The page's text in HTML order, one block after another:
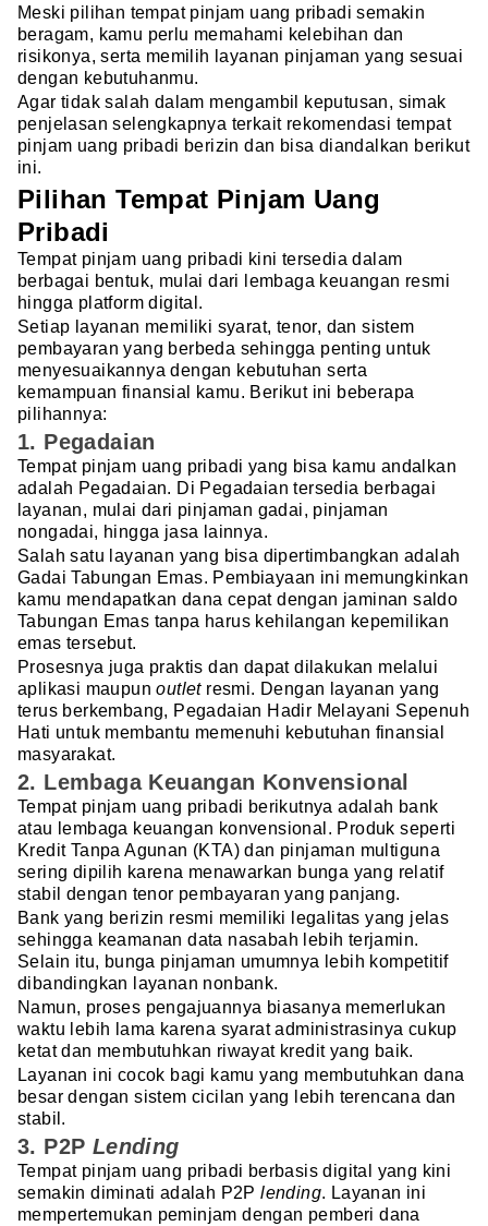
Meski pilihan tempat pinjam uang pribadi semakin
beragam, kamu perlu memahami kelebihan dan
risikonya, serta memilih layanan pinjaman yang sesuai
dengan kebutuhanmu.
Agar tidak salah dalam mengambil keputusan, simak
penjelasan selengkapnya terkait rekomendasi tempat
pinjam uang pribadi berizin dan bisa diandalkan berikut
ini.
Pilihan Tempat Pinjam Uang
Pribadi
Tempat pinjam uang pribadi kini tersedia dalam
berbagai bentuk, mulai dari lembaga keuangan resmi
hingga platform digital.
Setiap layanan memiliki syarat, tenor, dan sistem
pembayaran yang berbeda sehingga penting untuk
menyesuaikannya dengan kebutuhan serta
kemampuan finansial kamu. Berikut ini beberapa
pilihannya:
1. Pegadaian
Tempat pinjam uang pribadi yang bisa kamu andalkan
adalah Pegadaian. Di Pegadaian tersedia berbagai
layanan, mulai dari pinjaman gadai, pinjaman
nongadai, hingga jasa lainnya.
Salah satu layanan yang bisa dipertimbangkan adalah
Gadai Tabungan Emas. Pembiayaan ini memungkinkan
kamu mendapatkan dana cepat dengan jaminan saldo
Tabungan Emas tanpa harus kehilangan kepemilikan
emas tersebut.
Prosesnya juga praktis dan dapat dilakukan melalui
aplikasi maupunoutletresmi. Dengan layanan yang
terus berkembang, Pegadaian Hadir Melayani Sepenuh
Hati untuk membantu memenuhi kebutuhan finansial
masyarakat.
2. Lembaga Keuangan Konvensional
Tempat pinjam uang pribadi berikutnya adalah bank
atau lembaga keuangan konvensional. Produk seperti
Kredit Tanpa Agunan (KTA) dan pinjaman multiguna
sering dipilih karena menawarkan bunga yang relatif
stabil dengan tenor pembayaran yang panjang.
Bank yang berizin resmi memiliki legalitas yang jelas
sehingga keamanan data nasabah lebih terjamin.
Selain itu, bunga pinjaman umumnya lebih kompetitif
dibandingkan layanan nonbank.
Namun, proses pengajuannya biasanya memerlukan
waktu lebih lama karena syarat administrasinya cukup
ketat dan membutuhkan riwayat kredit yang baik.
Layanan ini cocok bagi kamu yang membutuhkan dana
besar dengan sistem cicilan yang lebih terencana dan
stabil.
3. P2P Lending
Tempat pinjam uang pribadi berbasis digital yang kini
semakin diminati adalah P2P lending. Layanan ini
mempertemukan peminjam dengan pemberi dana